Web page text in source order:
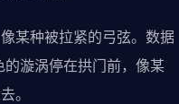
某种被拉紧的弓弦。数据
漩涡停在拱门前，像某
。